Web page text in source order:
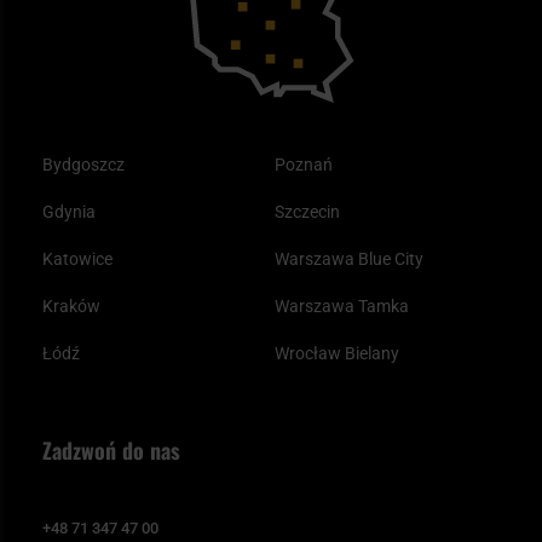
Bydgoszcz
Gdynia
Katowice
Kraków
Łódź
Poznań
Szczecin
Warszawa Blue City
Warszawa Tamka
Wrocław Bielany
Zadzwoń do nas
+48 71 347 47 00